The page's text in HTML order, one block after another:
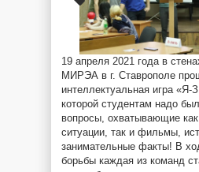
19 апреля 2021 года в
МИРЭА в г. Ставрополе
интеллектуальная игра
которой студентам надо
вопросы, охватывающие
ситуации, так и фильмы,
занимательные факты! В
борьбы каждая из команд